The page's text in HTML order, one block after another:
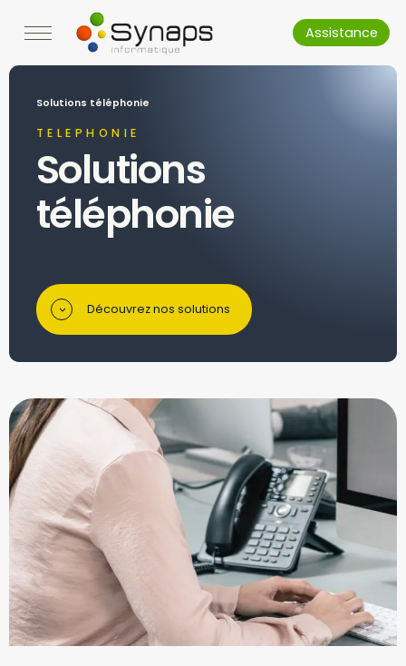
Assistance
Solutions téléphonie
TELEPHONIE
Solutions
téléphonie
> Découvrez nos solutions